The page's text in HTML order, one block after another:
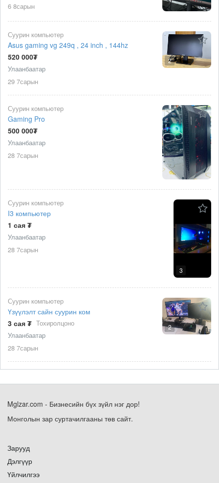
6 8сарын
2
Суурин компьютер
Asus gaming vg 249q , 24 inch , 144hz
520 000₮
Улаанбаатар
29 7сарын
Суурин компьютер
Gaming Pro
500 000₮
Улаанбаатар
28 7сарын
3
Суурин компьютер
I3 компьютер
1 сая ₮
Улаанбаатар
28 7сарын
2
Суурин компьютер
Үзүүлэлт сайн суурин ком
3 сая ₮ Тохиролцоно
Улаанбаатар
28 7сарын
Mglzar.com - Бизнесийн бүх зүйл нэг дор!
Монголын зар суртачилгааны төв сайт.
Зарууд
Дэлгүүр
Үйлчилгээ